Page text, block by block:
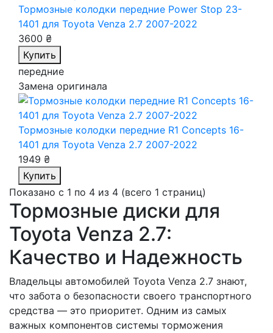
Тормозные колодки передние Power Stop 23-
1401 для Toyota Venza 2.7 2007-2022
3600 ₴
Купить
передние
Замена оригинала
Тормозные колодки передние R1 Concepts 16-
1401 для Toyota Venza 2.7 2007-2022
1949 ₴
Купить
Показано с 1 по 4 из 4 (всего 1 страниц)
Тормозные диски для
Toyota Venza 2.7:
Качество и Надежность
Владельцы автомобилей Toyota Venza 2.7 знают,
что забота о безопасности своего транспортного
средства — это приоритет. Одним из самых
важных компонентов системы торможения